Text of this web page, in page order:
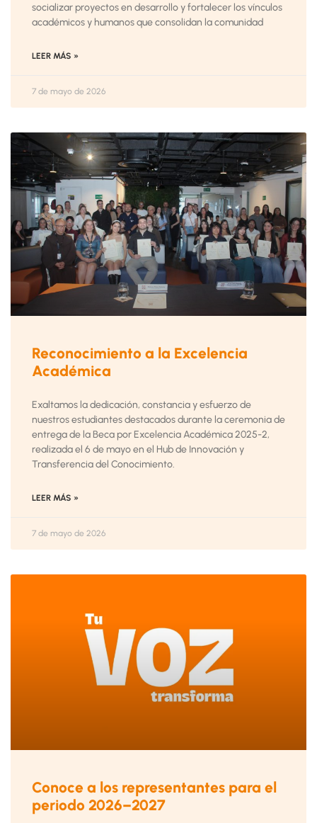
socializar proyectos en desarrollo y fortalecer los vínculos
académicos y humanos que consolidan la comunidad
LEER MÁS »
7 de mayo de 2026
Reconocimiento a la Excelencia
Académica
Exaltamos la dedicación, constancia y esfuerzo de
nuestros estudiantes destacados durante la ceremonia de
entrega de la Beca por Excelencia Académica 2025-2,
realizada el 6 de mayo en el Hub de Innovación y
Transferencia del Conocimiento.
LEER MÁS »
7 de mayo de 2026
Conoce a los representantes para el
periodo 2026–2027